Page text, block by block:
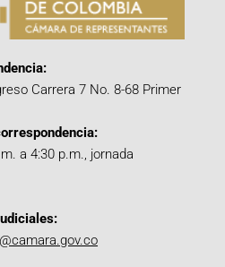
Carrera 7 No. 8-68 Primer
a 4:30 p.m., jornada